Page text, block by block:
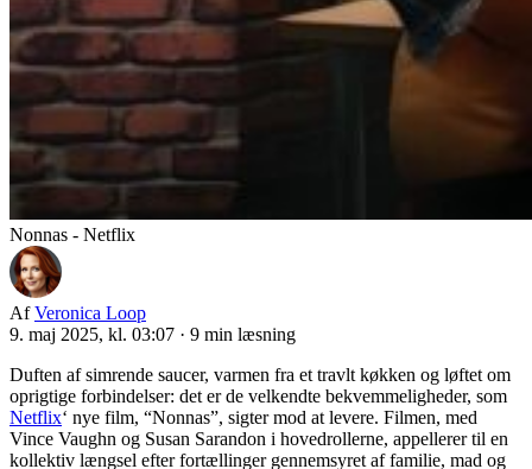
Nonnas - Netflix
Af Veronica Loop
9. maj 2025, kl. 03:07 · 9 min læsning
Duften af simrende saucer, varmen fra et travlt køkken og løftet om
oprigtige forbindelser: det er de velkendte bekvemmeligheder, som
Netflix‘ nye film, “Nonnas”, sigter mod at levere. Filmen, med
Vince Vaughn og Susan Sarandon i hovedrollerne, appellerer til en
kollektiv længsel efter fortællinger gennemsyret af familie, mad og